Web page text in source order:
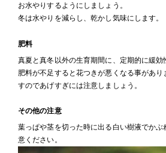
お水やりするようにしましょう。
冬は水やりを減らし、乾かし気味にします。
肥料
真夏と真冬以外の生育期間に、定期的に緩効
肥料が不足すると花つきが悪くなる事があり
すのであげすぎには注意しましょう。
その他の注意
葉っぱや茎を切った時に出る白い樹液でか
意ください。